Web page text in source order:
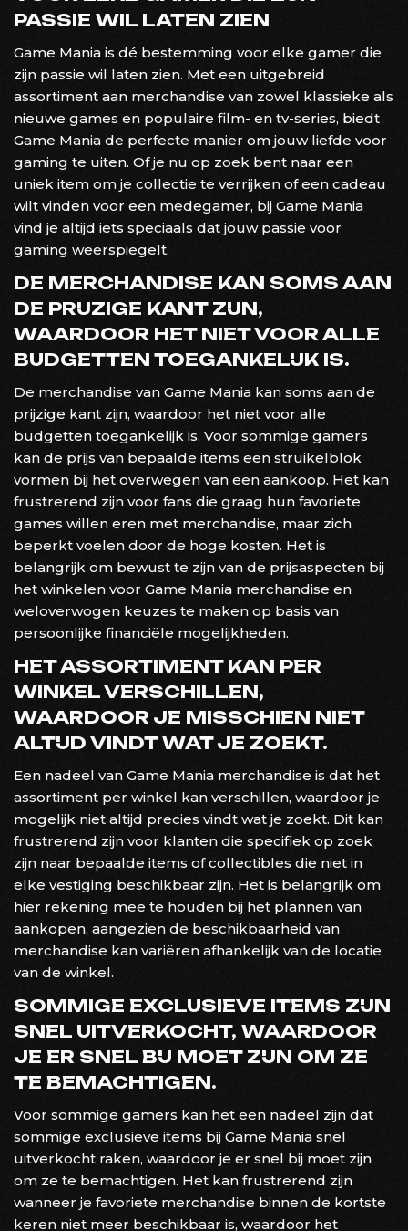
PASSIE WIL LATEN ZIEN
Game Mania is dé bestemming voor elke gamer die
zijn passie wil laten zien. Met een uitgebreid
assortiment aan merchandise van zowel klassieke als
nieuwe games en populaire film- en tv-series, biedt
Game Mania de perfecte manier om jouw liefde voor
gaming te uiten. Of je nu op zoek bent naar een
uniek item om je collectie te verrijken of een cadeau
wilt vinden voor een medegamer, bij Game Mania
vind je altijd iets speciaals dat jouw passie voor
gaming weerspiegelt.
DE MERCHANDISE KAN SOMS AAN
DE PRIJZIGE KANT ZIJN,
WAARDOOR HET NIET VOOR ALLE
BUDGETTEN TOEGANKELIJK IS.
De merchandise van Game Mania kan soms aan de
prijzige kant zijn, waardoor het niet voor alle
budgetten toegankelijk is. Voor sommige gamers
kan de prijs van bepaalde items een struikelblok
vormen bij het overwegen van een aankoop. Het kan
frustrerend zijn voor fans die graag hun favoriete
games willen eren met merchandise, maar zich
beperkt voelen door de hoge kosten. Het is
belangrijk om bewust te zijn van de prijsaspecten bij
het winkelen voor Game Mania merchandise en
weloverwogen keuzes te maken op basis van
persoonlijke financiële mogelijkheden.
HET ASSORTIMENT KAN PER
WINKEL VERSCHILLEN,
WAARDOOR JE MISSCHIEN NIET
ALTIJD VINDT WAT JE ZOEKT.
Een nadeel van Game Mania merchandise is dat het
assortiment per winkel kan verschillen, waardoor je
mogelijk niet altijd precies vindt wat je zoekt. Dit kan
frustrerend zijn voor klanten die specifiek op zoek
zijn naar bepaalde items of collectibles die niet in
elke vestiging beschikbaar zijn. Het is belangrijk om
hier rekening mee te houden bij het plannen van
aankopen, aangezien de beschikbaarheid van
merchandise kan variëren afhankelijk van de locatie
van de winkel.
SOMMIGE EXCLUSIEVE ITEMS ZIJN
SNEL UITVERKOCHT, WAARDOOR
JE ER SNEL BIJ MOET ZIJN OM ZE
TE BEMACHTIGEN.
Voor sommige gamers kan het een nadeel zijn dat
sommige exclusieve items bij Game Mania snel
uitverkocht raken, waardoor je er snel bij moet zijn
om ze te bemachtigen. Het kan frustrerend zijn
wanneer je favoriete merchandise binnen de kortste
keren niet meer beschikbaar is, waardoor het